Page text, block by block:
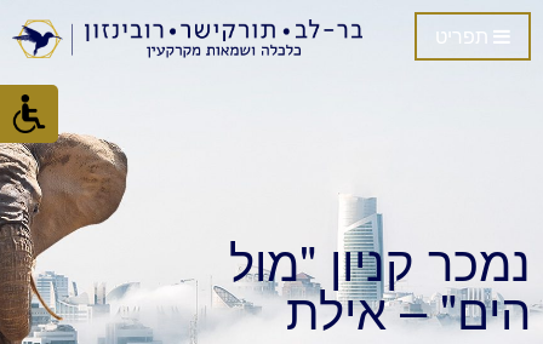
נמכר קניון "מול
הים" – אילת